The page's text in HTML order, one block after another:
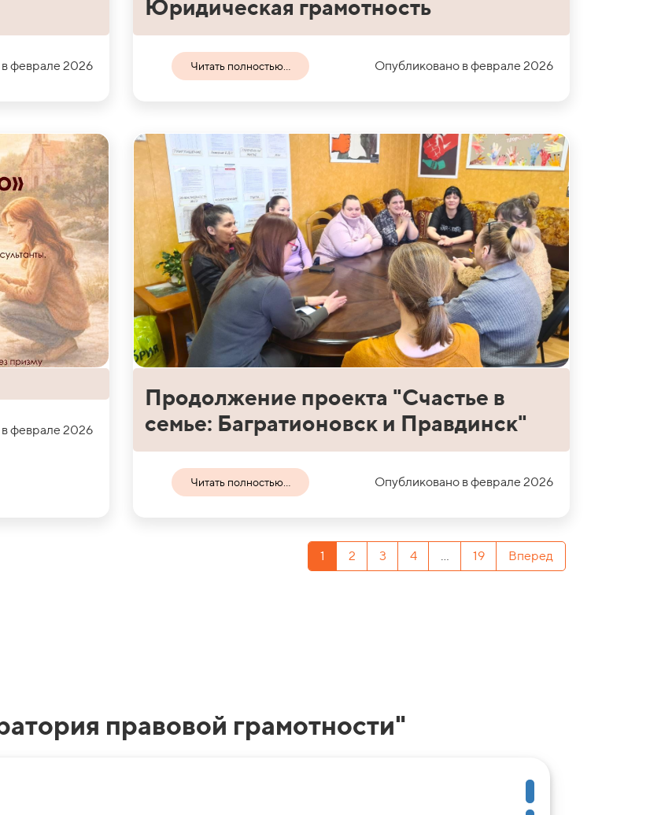
феврале 2026
Юридическая грамотность
Читать полностью... Опубликовано в феврале 2026
феврале 2026
Продолжение проекта "Счастье в
семье: Багратионовск и Правдинск"
Читать полностью... Опубликовано в феврале 2026
1 2 3 4 ... 19 Вперед
правовой грамотности"